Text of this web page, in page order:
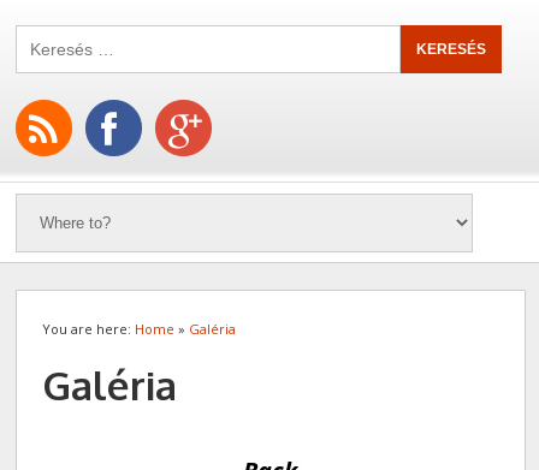
You are here: Home » Galéria
Galéria